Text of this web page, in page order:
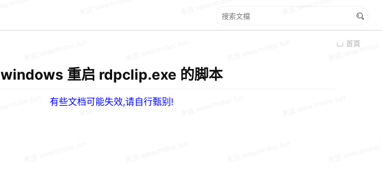
首頁
windows 重启 rdpclip.exe 的脚本
有些文档可能失效,请自行甄别!